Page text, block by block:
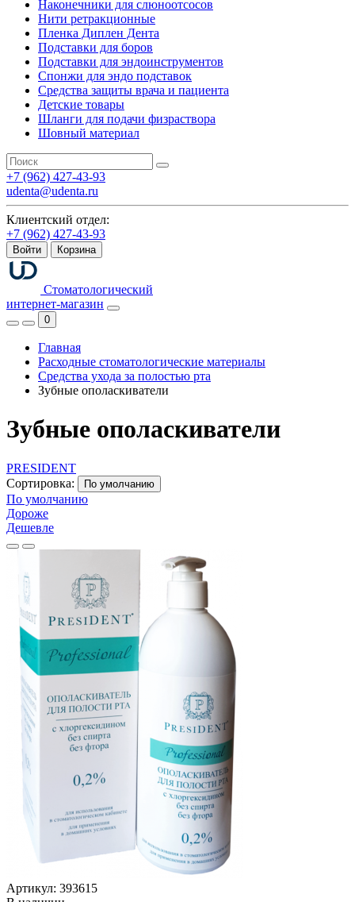
Наконечники для слюноотсосов
Нити ретракционные
Пленка Диплен Дента
Подставки для боров
Подставки для эндоинструментов
Спонжи для эндо подставок
Средства защиты врача и пациента
Детские товары
Шланги для подачи физраствора
Шовный материал
+7 (962) 427-43-93
udenta@udenta.ru
Клиентский отдел:
+7 (962) 427-43-93
Войти Корзина
Стоматологический
интернет-магазин
0
Главная
Расходные стоматологические материалы
Средства ухода за полостью рта
Зубные ополаскиватели
Зубные ополаскиватели
PRESIDENT
Сортировка:
По умолчанию
По умолчанию
Дороже
Дешевле
Артикул: 393615